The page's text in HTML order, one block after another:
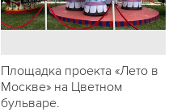
Площадка проекта «Лето в
Москве» на Цветном
бульваре.